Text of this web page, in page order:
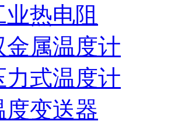
业热电阻
金属温度计
力式温度计
度变送器